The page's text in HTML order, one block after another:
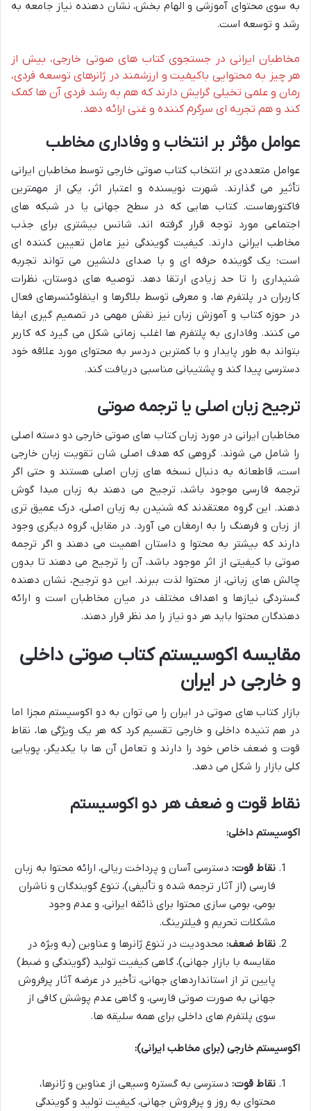
به سوی محتوای آموزشی و الهام بخش، نشان دهنده نیاز جامعه به
رشد و توسعه است.
مخاطبان ایرانی در جستجوی کتاب های صوتی خارجی، بیش از
هر چیز به محتوایی باکیفیت و ارزشمند در ژانرهای توسعه فردی،
رمان و علمی تخیلی گرایش دارند که هم به رشد فردی آن ها کمک
کند و هم تجربه ای سرگرم کننده و غنی ارائه دهد.
عوامل مؤثر بر انتخاب و وفاداری مخاطب
عوامل متعددی بر انتخاب کتاب صوتی خارجی توسط مخاطبان ایرانی
تأثیر می گذارند. شهرت نویسنده و اعتبار اثر، یکی از مهمترین
فاکتورهاست. کتاب هایی که در سطح جهانی یا در شبکه های
اجتماعی مورد توجه قرار گرفته اند، شانس بیشتری برای جذب
مخاطب ایرانی دارند. کیفیت گویندگی نیز عامل تعیین کننده ای
است؛ یک گوینده حرفه ای و با صدای دلنشین می تواند تجربه
شنیداری را تا حد زیادی ارتقا دهد. توصیه های دوستان، نظرات
کاربران در پلتفرم ها، و معرفی توسط بلاگرها و اینفلوئنسرهای فعال
در حوزه کتاب و آموزش زبان نیز نقش مهمی در تصمیم گیری ایفا
می کنند. وفاداری به پلتفرم ها اغلب زمانی شکل می گیرد که کاربر
بتواند به طور پایدار و با کمترین دردسر به محتوای مورد علاقه خود
دسترسی پیدا کند و پشتیبانی مناسبی دریافت کند.
ترجیح زبان اصلی یا ترجمه صوتی
مخاطبان ایرانی در مورد زبان کتاب های صوتی خارجی دو دسته اصلی
را شامل می شوند. گروهی که هدف اصلی شان تقویت زبان خارجی
است، قاطعانه به دنبال نسخه های زبان اصلی هستند و حتی اگر
ترجمه فارسی موجود باشد، ترجیح می دهند به زبان مبدا گوش
دهند. این گروه معتقدند که شنیدن به زبان اصلی، درک عمیق تری
از زبان و فرهنگ را به ارمغان می آورد. در مقابل، گروه دیگری وجود
دارند که بیشتر به محتوا و داستان اهمیت می دهند و اگر ترجمه
صوتی با کیفیتی از اثر موجود باشد، آن را ترجیح می دهند تا بدون
چالش های زبانی، از محتوا لذت ببرند. این دو ترجیح، نشان دهنده
گستردگی نیازها و اهداف مختلف در میان مخاطبان است و ارائه
دهندگان محتوا باید هر دو نیاز را مد نظر قرار دهند.
مقایسه اکوسیستم کتاب صوتی داخلی
و خارجی در ایران
بازار کتاب های صوتی در ایران را می توان به دو اکوسیستم مجزا اما
در هم تنیده داخلی و خارجی تقسیم کرد که هر یک ویژگی ها، نقاط
قوت و ضعف خاص خود را دارند و تعامل آن ها با یکدیگر، پویایی
کلی بازار را شکل می دهد.
نقاط قوت و ضعف هر دو اکوسیستم
اکوسیستم داخلی:
نقاط قوت: دسترسی آسان و پرداخت ریالی، ارائه محتوا به زبان
فارسی (از آثار ترجمه شده و تألیفی)، تنوع گویندگان و ناشران
بومی، بومی سازی محتوا برای ذائقه ایرانی، و عدم وجود
مشکلات تحریم و فیلترینگ.
نقاط ضعف: محدودیت در تنوع ژانرها و عناوین (به ویژه در
مقایسه با بازار جهانی)، گاهی کیفیت تولید (گویندگی و ضبط)
پایین تر از استانداردهای جهانی، تأخیر در عرضه آثار پرفروش
جهانی به صورت صوتی فارسی، و گاهی عدم پوشش کافی از
سوی پلتفرم های داخلی برای همه سلیقه ها.
اکوسیستم خارجی (برای مخاطب ایرانی):
نقاط قوت: دسترسی به گستره وسیعی از عناوین و ژانرها،
محتوای به روز و پرفروش جهانی، کیفیت تولید و گویندگی